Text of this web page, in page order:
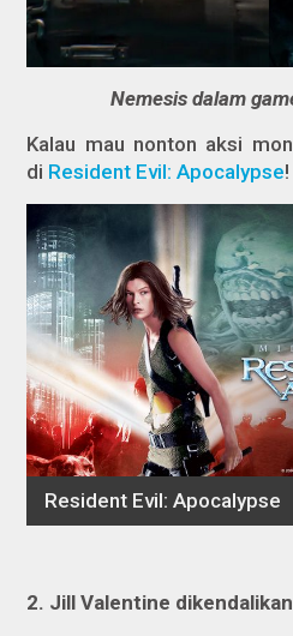
Nemesis dalam
Kalau mau nonton aksi
di Resident Evil: Apocalypse!
2. Jill Valentine